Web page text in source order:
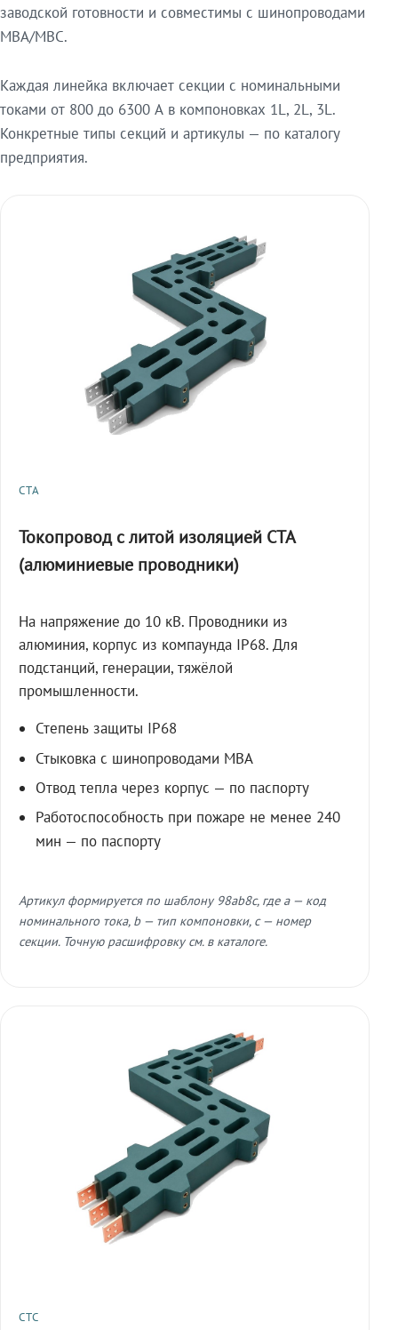
заводской готовности и совместимы с шинопроводами
МВА/МВС.
Каждая линейка включает секции с номинальными
токами от 800 до 6300 А в компоновках 1L, 2L, 3L.
Конкретные типы секций и артикулы — по каталогу
предприятия.
СТА
Токопровод с литой изоляцией СТА
(алюминиевые проводники)
На напряжение до 10 кВ. Проводники из
алюминия, корпус из компаунда IP68. Для
подстанций, генерации, тяжёлой
промышленности.
Степень защиты IP68
Стыковка с шинопроводами МВА
Отвод тепла через корпус — по паспорту
Работоспособность при пожаре не менее 240
мин — по паспорту
Артикул формируется по шаблону 98ab8c, где a — код
номинального тока, b — тип компоновки, c — номер
секции. Точную расшифровку см. в каталоге.
СТС